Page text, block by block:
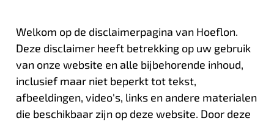
Welkom op de disclaimerpagina van Hoeflon.
Deze disclaimer heeft betrekking op uw gebruik
van onze website en alle bijbehorende inhoud,
inclusief maar niet beperkt tot tekst,
afbeeldingen, video's, links en andere materialen
die beschikbaar zijn op deze website. Door deze